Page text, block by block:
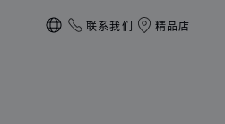
本地化（更改国家/地区）
联系我们 精品店